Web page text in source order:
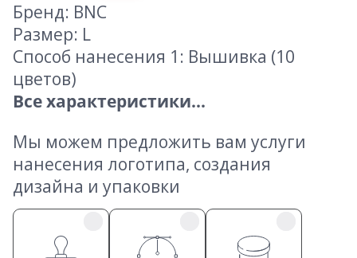
Бренд: BNC
Размер: L
Способ нанесения 1: Вышивка (10
цветов)
Все характеристики...
Мы можем предложить вам услуги
нанесения логотипа, создания
дизайна и упаковки